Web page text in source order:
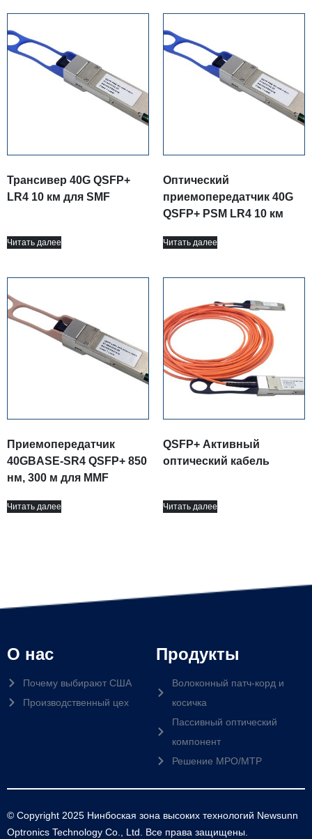
Трансивер 40G QSFP+
LR4 10 км для SMF
Читать далее
Оптический
приемопередатчик 40G
QSFP+ PSM LR4 10 км
Читать далее
Приемопередатчик
40GBASE-SR4 QSFP+ 850
нм, 300 м для MMF
Читать далее
QSFP+ Активный
оптический кабель
Читать далее
О нас
Почему выбирают США
Производственный цех
Продукты
Волоконный патч-корд и
косичка
Пассивный оптический
компонент
Решение MPO/MTP
© Copyright 2025 Нинбоская зона высоких технологий Newsunn
Optronics Technology Co., Ltd. Все права защищены.